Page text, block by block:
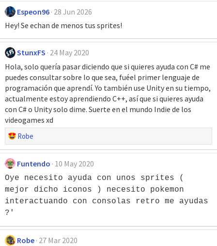
Espeon96 28 Jun 2026
Hey! Se echan de menos tus sprites!
StunxFS 24 May 2020
Hola, solo quería pasar diciendo que si quieres ayuda con C# me
puedes consultar sobre lo que sea, fuéel primer lenguaje de
programación que aprendí. Yo también use Unity en su tiempo,
actualmente estoy aprendiendo C++, así que si quieres ayuda
con C# o Unity solo dime. Suerte en el mundo Indie de los
videogames xd
R
e
a
c
c
i
s
:
Robe
Funtendo 10 May 2020
Oye necesito ayuda con unos sprites (
mejor dicho iconos ) necesito pokemon
interactuando con consolas retro me ayudas
?'
Robe 27 Mar 2020